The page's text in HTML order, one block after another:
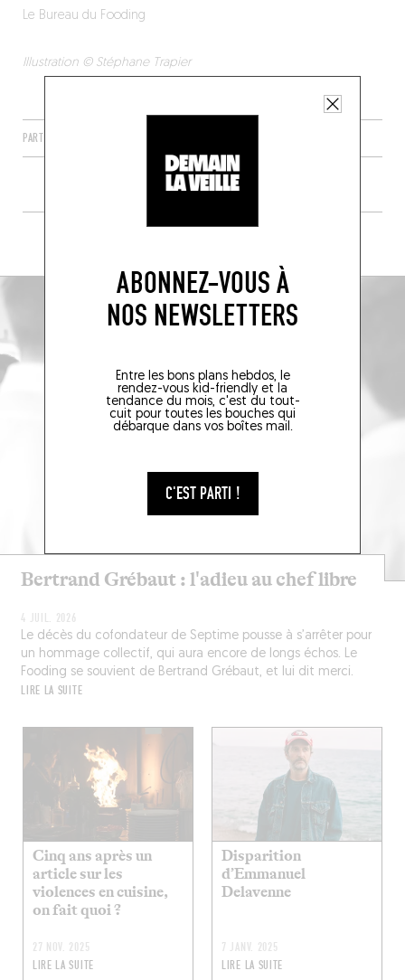
ABONNEZ-VOUS À
NOS NEWSLETTERS
Entre les bons plans hebdos, le
rendez-vous kid-friendly et la
tendance du mois, c'est du tout-
cuit pour toutes les bouches qui
débarque dans vos boîtes mail.
C'EST PARTI !
Le Bureau du Fooding
Illustration © Stéphane Trapier
PARTAGER
Bertrand Grébaut : l'adieu au chef libre
4 JUIL. 2026
Le décès du cofondateur de Septime pousse à s’arrêter pour
un hommage collectif, qui aura encore de longs échos. Le
Fooding se souvient de Bertrand Grébaut, et lui dit merci.
LIRE LA SUITE
Cinq ans après un
article sur les
violences en cuisine,
on fait quoi ?
27 NOV. 2025
LIRE LA SUITE
Disparition
d’Emmanuel
Delavenne
7 JANV. 2025
LIRE LA SUITE